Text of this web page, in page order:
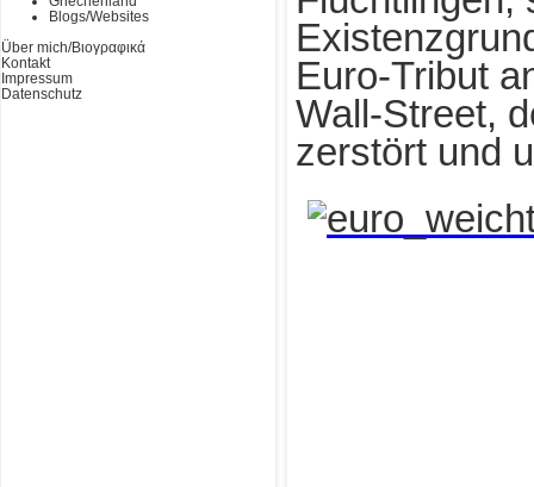
Blogs/Websites
Über mich/Βιογραφικά
Kontakt
Impressum
Datenschutz
Euro-Tribut
Wall-Street,
zerstört und